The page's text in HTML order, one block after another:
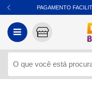
PAGAMENTO